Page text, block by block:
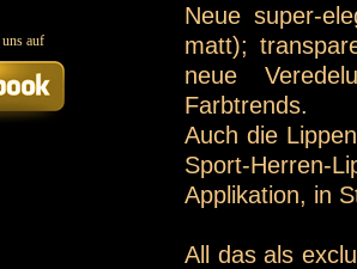
auf
Neue super-
matt);
neue
Farbtrends.
Auch die
Sport-Herren-
Applikation, in
All das als